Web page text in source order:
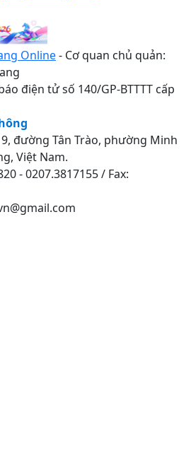
Online- Cơ quan chủ quản:
điện tử số 140/GP-BTTTT cấp
đường Tân Trào, phường Minh
Việt Nam.
- 0207.3817155 / Fax: